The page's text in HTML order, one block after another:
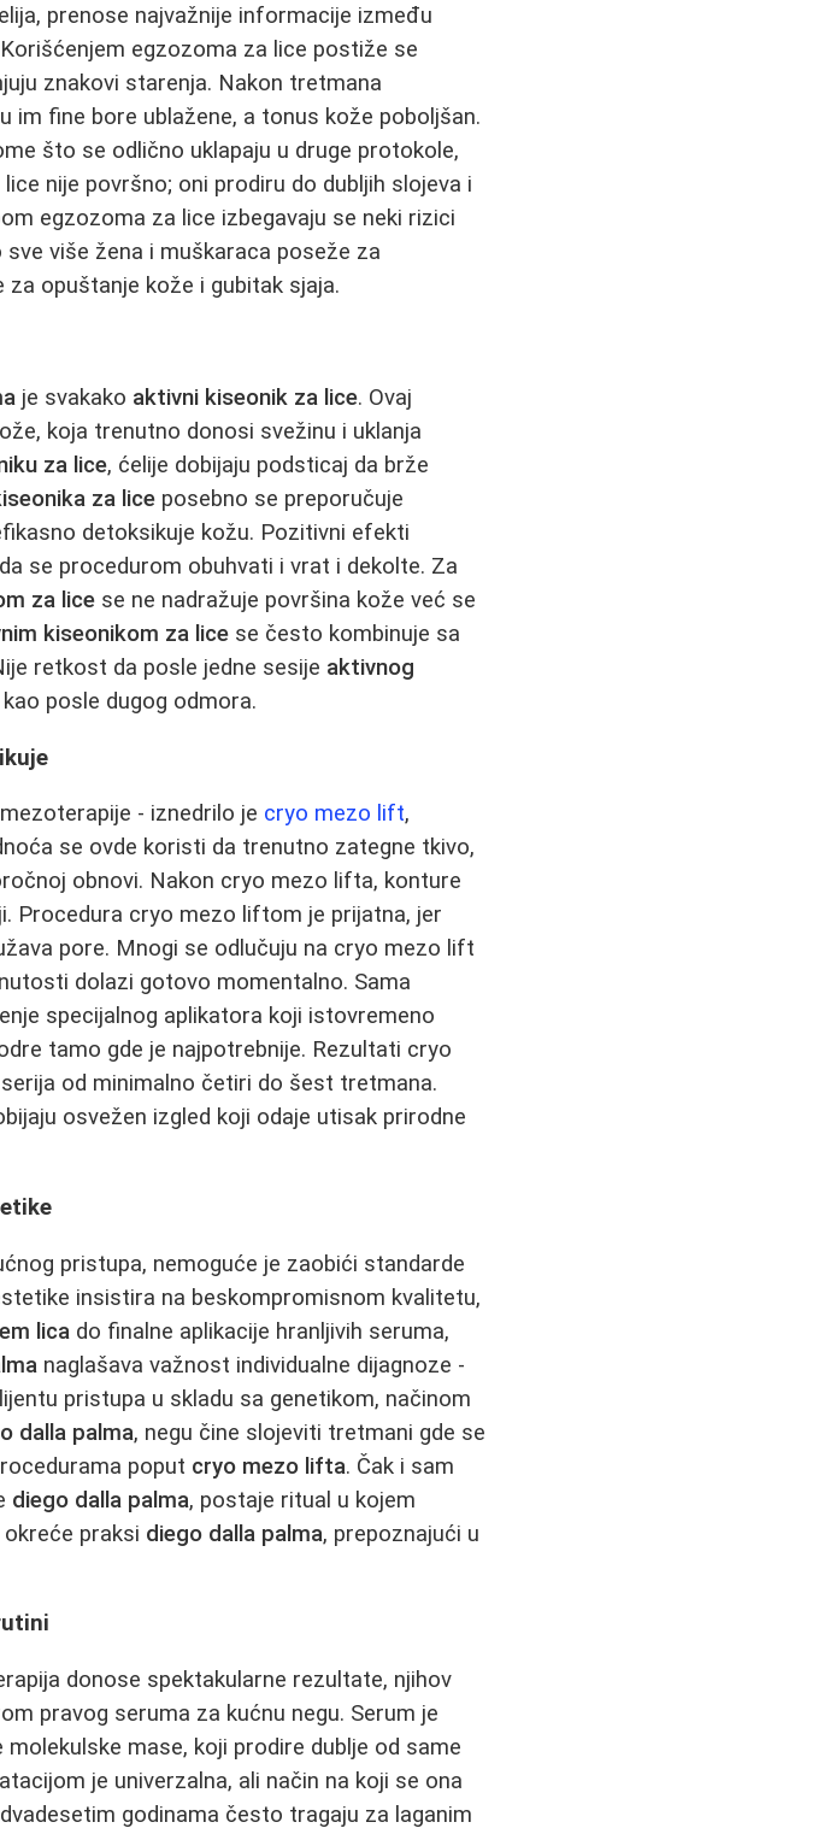
prenose najvažnije informacije između
egzozoma za lice postiže se
znakovi starenja. Nakon tretmana
im fine bore ublažene, a tonus kože poboljšan.
što se odlično uklapaju u druge protokole,
nije površno; oni prodiru do dubljih slojeva i
egzozoma za lice izbegavaju se neki rizici
više žena i muškaraca poseže za
opuštanje kože i gubitak sjaja.
je svakako aktivni kiseonik za lice. Ovaj
koja trenutno donosi svežinu i uklanja
za lice, ćelije dobijaju podsticaj da brže
za lice posebno se preporučuje
detoksikuje kožu. Pozitivni efekti
se procedurom obuhvati i vrat i dekolte. Za
za lice se ne nadražuje površina kože već se
kiseonikom za lice se često kombinuje sa
retkost da posle jedne sesije aktivnog
posle dugog odmora.
- iznedrilo je cryo mezo lift,
se ovde koristi da trenutno zategne tkivo,
obnovi. Nakon cryo mezo lifta, konture
Procedura cryo mezo liftom je prijatna, jer
pore. Mnogi se odlučuju na cryo mezo lift
dolazi gotovo momentalno. Sama
specijalnog aplikatora koji istovremeno
tamo gde je najpotrebnije. Rezultati cryo
od minimalno četiri do šest tretmana.
osvežen izgled koji odaje utisak prirodne
pristupa, nemoguće je zaobići standarde
insistira na beskompromisnom kvalitetu,
lica do finalne aplikacije hranljivih seruma,
naglašava važnost individualne dijagnoze -
pristupa u skladu sa genetikom, načinom
dalla palma, negu čine slojeviti tretmani gde se
poput cryo mezo lifta. Čak i sam
diego dalla palma, postaje ritual u kojem
praksi diego dalla palma, prepoznajući u
donose spektakularne rezultate, njihov
pravog seruma za kućnu negu. Serum je
mase, koji prodire dublje od same
je univerzalna, ali način na koji se ona
godinama često tragaju za laganim